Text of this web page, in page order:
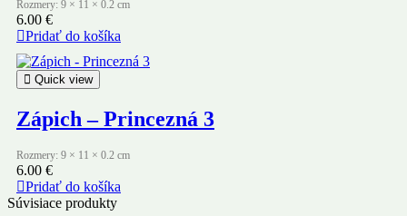
Rozmery: 9 × 11 × 0.2 cm
6.00 €
Pridať do košíka
Quick view
Zápich – Princezná 3
Rozmery: 9 × 11 × 0.2 cm
6.00 €
Pridať do košíka
Súvisiace produkty